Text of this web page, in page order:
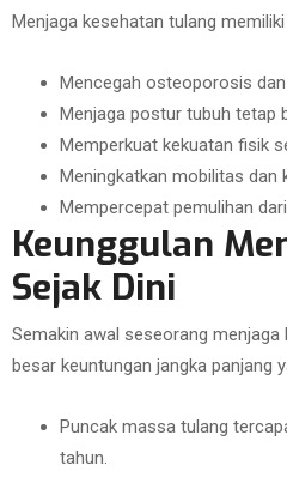
Menjaga kesehatan tulang
Mencegah osteoporosis
Menjaga postur tubuh tetap
Memperkuat kekuatan fisik
Meningkatkan mobilitas dan
Mempercepat pemulihan
Keunggulan
Sejak Dini
Semakin awal seseorang
besar keuntungan jangka panjang
Puncak massa tulang
tahun.